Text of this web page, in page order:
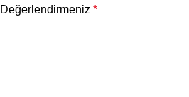
Değerlendirmeniz *